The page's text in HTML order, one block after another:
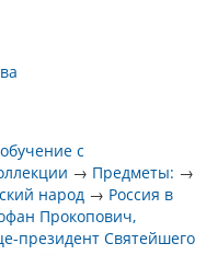
с
→ Предметы: →
народ → Россия в
Прокопович,
президент Святейшего